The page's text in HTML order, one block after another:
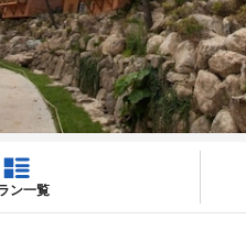
ン一覧